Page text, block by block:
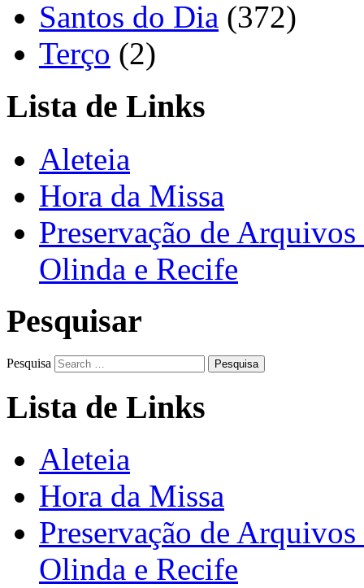
Santos do Dia (372)
Terço (2)
Lista de Links
Aleteia
Hora da Missa
Preservação de
Olinda e Recife
Pesquisar
Pesquisa
Lista de Links
Aleteia
Hora da Missa
Preservação de
Olinda e Recife